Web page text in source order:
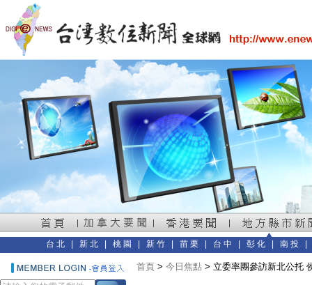
台北 新北 桃園 新竹 苗栗 台中 彰化 南投
首頁 > 今日焦點 > 立委率團參訪新北公托